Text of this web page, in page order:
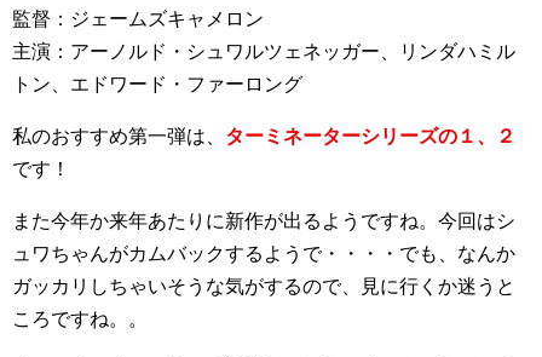
監督：ジェームズキャメロン
主演：アーノルド・シュワルツェネッガー、リンダハミル
トン、エドワード・ファーロング
私のおすすめ第一弾は、 ターミネーターシリーズの１、２
です！
また今年か来年あたりに新作が出るようですね。今回はシ
ュワちゃんがカムバックするようで・・・・でも、なんか
ガッカリしちゃいそうな気がするので、見に行くか迷うと
ころですね。。